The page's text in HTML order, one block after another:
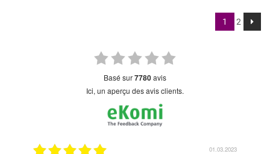
1 2
basé sur7780avis
Ici, un aperçu des avis clients.
01.03.2023